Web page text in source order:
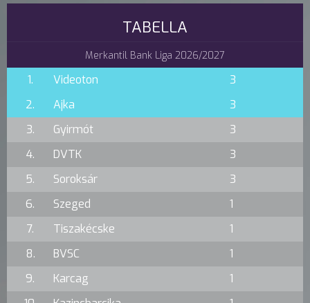
TABELLA
Merkantil Bank Liga 2026/2027
1. Videoton
3
2.
Ajka
3
3.
Gyirmót
3
4.
DVTK
3
5.
Soroksár
3
6.
Szeged
1
7.
Tiszakécske
1
8.
BVSC
1
9.
Karcag
1